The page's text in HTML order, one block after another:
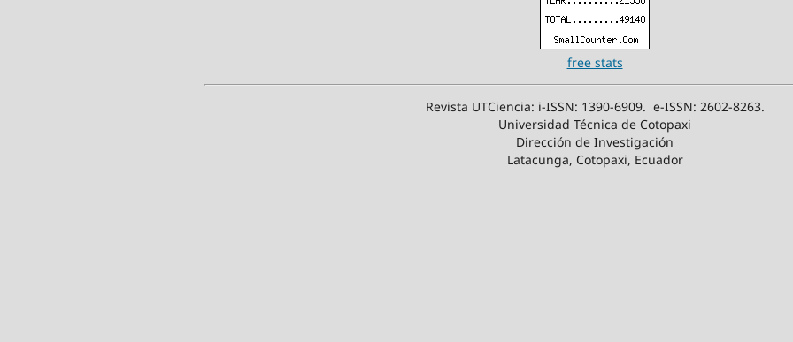
free stats
Revista UTCiencia: i-ISSN: 1390-6909. e-ISSN: 2602-8263.
Universidad Técnica de Cotopaxi
Dirección de Investigación
Latacunga, Cotopaxi, Ecuador